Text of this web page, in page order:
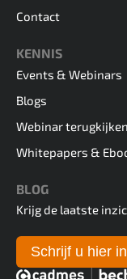
Contact
KENNIS
Events & Webinars
Blogs
Webinar terugkijken
Whitepapers &
BLOG
Krijg de laatste
Schrijf u hier in